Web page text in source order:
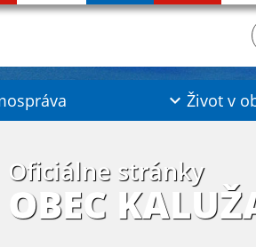
Život v
Oficiálne stránky
OBEC